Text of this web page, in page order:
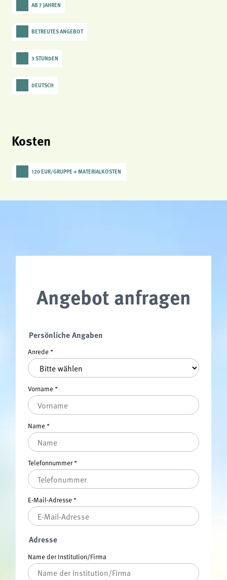
AB 7 JAHREN
BETREUTES ANGEBOT
3 STUNDEN
DEUTSCH
Kosten
120 EUR/GRUPPE + MATERIALKOSTEN
Angebot anfragen
Persönliche Angaben
Anrede*
Vorname*
Name*
Telefonnummer*
E-Mail-Adresse*
Adresse
Name der Institution/Firma